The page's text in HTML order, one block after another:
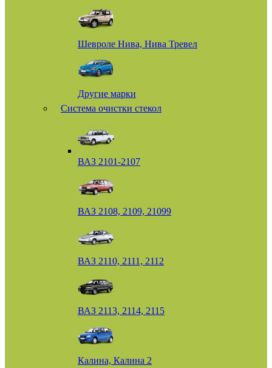
Шевроле Нива, Нива Тревел
Другие марки
Система очистки стекол
ВАЗ 2101-2107
ВАЗ 2108, 2109, 21099
ВАЗ 2110, 2111, 2112
ВАЗ 2113, 2114, 2115
Калина, Калина 2